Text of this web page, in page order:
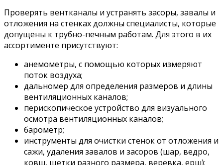
Проверять вентканалы и устранять засоры, завалы и
отложения на стенках должны специалисты, которые
допущены к трубно-печным работам. Для этого в их
ассортименте присутствуют:
анемометры, с помощью которых измеряют
поток воздуха;
дальномер для определения размеров и длины
вентиляционных каналов;
перископическое устройство для визуального
осмотра вентиляционных каналов;
барометр;
инструменты для очистки стенок от отложения и
сажи, удаления завалов и засоров (шар, ведро,
ковш, щетки разного размера, веревка, ерш);